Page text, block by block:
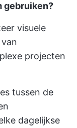
gebruiken?
visuele
projecten
tussen de
dagelijkse